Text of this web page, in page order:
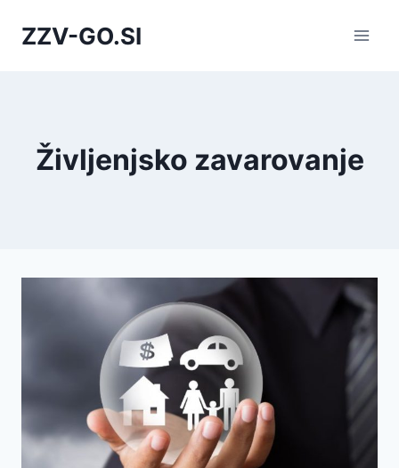
ZZV-GO.SI
Življenjsko zavarovanje